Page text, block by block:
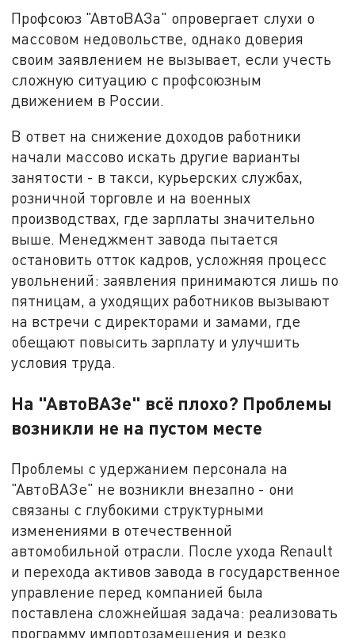
Профсоюз "АвтоВАЗа" опровергает слухи о
массовом недовольстве, однако доверия
своим заявлением не вызывает, если учесть
сложную ситуацию с профсоюзным
движением в России.
В ответ на снижение доходов работники
начали массово искать другие варианты
занятости - в такси, курьерских службах,
розничной торговле и на военных
производствах, где зарплаты значительно
выше. Менеджмент завода пытается
остановить отток кадров, усложняя процесс
увольнений: заявления принимаются лишь по
пятницам, а уходящих работников вызывают
на встречи с директорами и замами, где
обещают повысить зарплату и улучшить
условия труда.
На "АвтоВАЗе" всё плохо? Проблемы
возникли не на пустом месте
Проблемы с удержанием персонала на
"АвтоВАЗе" не возникли внезапно - они
связаны с глубокими структурными
изменениями в отечественной
автомобильной отрасли. После ухода Renault
и перехода активов завода в государственное
управление перед компанией была
поставлена сложнейшая задача: реализовать
программу импортозамещения и резко